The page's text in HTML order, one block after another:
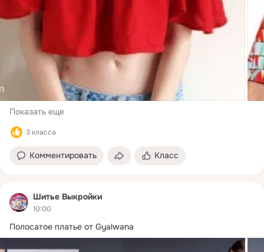
Показать еще
3 класса
Комментировать Класс
Шитье Выкройки
10:00
Полосатое платье от Gyalwana